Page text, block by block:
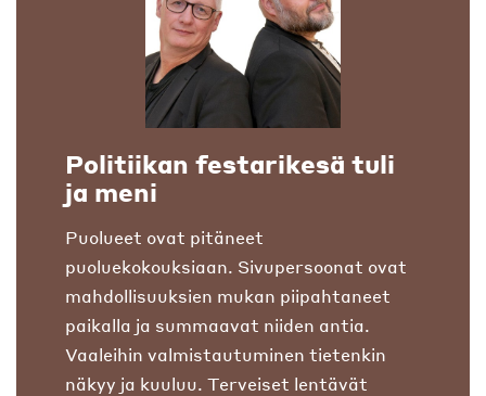
Politiikan festarikesä tuli
ja meni
Puolueet ovat pitäneet
puoluekokouksiaan. Sivupersoonat ovat
mahdollisuuksien mukan piipahtaneet
paikalla ja summaavat niiden antia.
Vaaleihin valmistautuminen tietenkin
näkyy ja kuuluu. Terveiset lentävät